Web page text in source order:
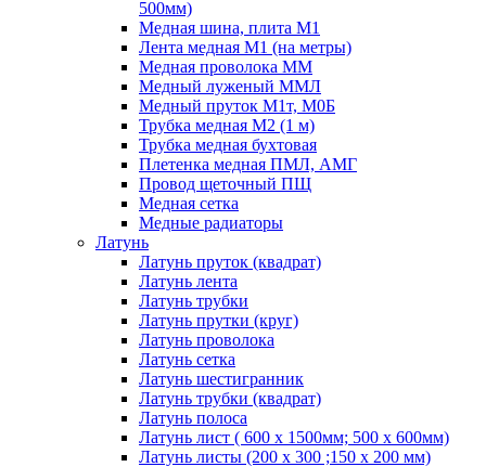
500мм)
Медная шина, плита М1
Лента медная М1 (на метры)
Медная проволока ММ
Медный луженый ММЛ
Медный пруток М1т, М0Б
Трубка медная М2 (1 м)
Трубка медная бухтовая
Плетенка медная ПМЛ, АМГ
Провод щеточный ПЩ
Медная сетка
Медные радиаторы
Латунь
Латунь пруток (квадрат)
Латунь лента
Латунь трубки
Латунь прутки (круг)
Латунь проволока
Латунь сетка
Латунь шестигранник
Латунь трубки (квадрат)
Латунь полоса
Латунь лист ( 600 х 1500мм; 500 х 600мм)
Латунь листы (200 х 300 ;150 х 200 мм)